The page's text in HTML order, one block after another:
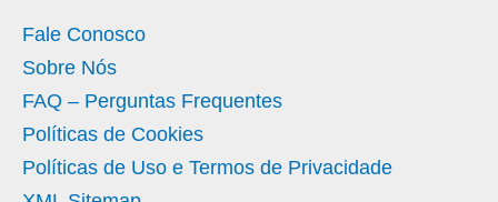
Fale Conosco
Sobre Nós
FAQ – Perguntas Frequentes
Políticas de Cookies
Políticas de Uso e Termos de Privacidade